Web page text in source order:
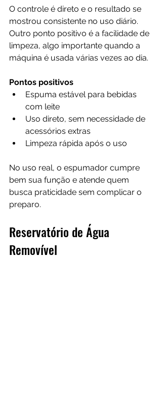
O controle é direto e o resultado se
mostrou consistente no uso diário.
Outro ponto positivo é a facilidade de
limpeza, algo importante quando a
máquina é usada várias vezes ao dia.
Pontos positivos
Espuma estável para bebidas
com leite
Uso direto, sem necessidade de
acessórios extras
Limpeza rápida após o uso
No uso real, o espumador cumpre
bem sua função e atende quem
busca praticidade sem complicar o
preparo.
Reservatório de Água
Removível